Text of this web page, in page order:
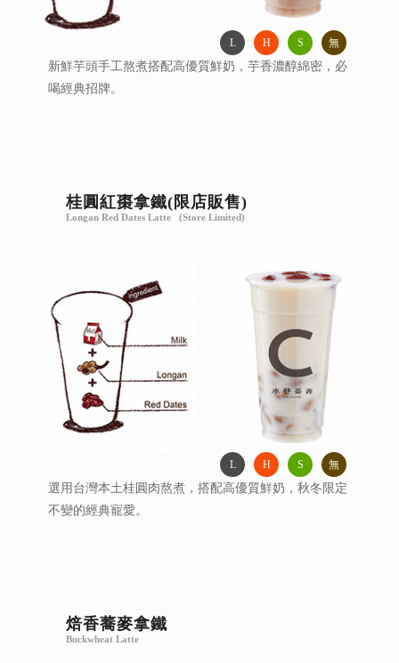
L H S 無
新鮮芋頭手工熬煮搭配高優質鮮奶，芋香濃醇綿密，必
喝經典招牌。
桂圓紅棗拿鐵(限店販售)
Longan Red Dates Latte (Store Limited)
L H S 無
選用台灣本土桂圓肉熬煮，搭配高優質鮮奶，秋冬限定
不變的經典寵愛。
焙香蕎麥拿鐵
Buckwheat Latte